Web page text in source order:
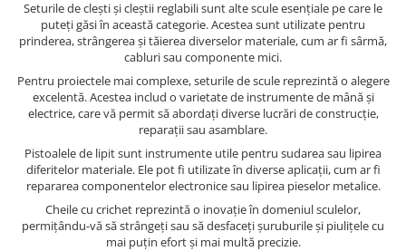
Seturile de clești și cleștii reglabili sunt alte scule esențiale pe care le
puteți găsi în această categorie. Acestea sunt utilizate pentru
prinderea, strângerea și tăierea diverselor materiale, cum ar fi sârmă,
cabluri sau componente mici.
Pentru proiectele mai complexe, seturile de scule reprezintă o alegere
excelentă. Acestea includ o varietate de instrumente de mână și
electrice, care vă permit să abordați diverse lucrări de construcție,
reparații sau asamblare.
Pistoalele de lipit sunt instrumente utile pentru sudarea sau lipirea
diferitelor materiale. Ele pot fi utilizate în diverse aplicații, cum ar fi
repararea componentelor electronice sau lipirea pieselor metalice.
Cheile cu crichet reprezintă o inovație în domeniul sculelor,
permițându-vă să strângeți sau să desfaceți șuruburile și piulițele cu
mai puțin efort și mai multă precizie.